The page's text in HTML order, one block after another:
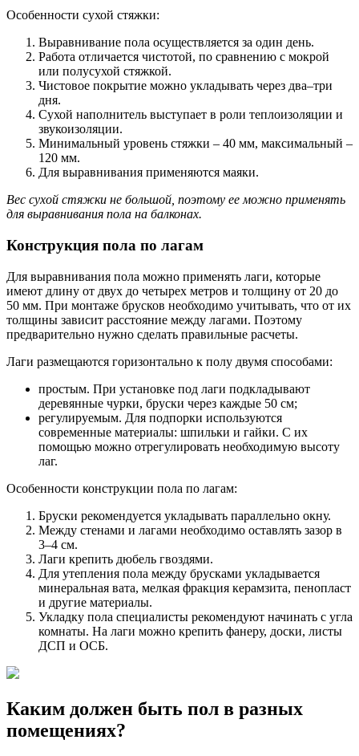
Особенности сухой стяжки:
Выравнивание пола осуществляется за один день.
Работа отличается чистотой, по сравнению с мокрой
или полусухой стяжкой.
Чистовое покрытие можно укладывать через два–три
дня.
Сухой наполнитель выступает в роли теплоизоляции и
звукоизоляции.
Минимальный уровень стяжки – 40 мм, максимальный –
120 мм.
Для выравнивания применяются маяки.
Вес сухой стяжки не большой, поэтому ее можно применять
для выравнивания пола на балконах.
Конструкция пола по лагам
Для выравнивания пола можно применять лаги, которые
имеют длину от двух до четырех метров и толщину от 20 до
50 мм. При монтаже брусков необходимо учитывать, что от их
толщины зависит расстояние между лагами. Поэтому
предварительно нужно сделать правильные расчеты.
Лаги размещаются горизонтально к полу двумя способами:
простым. При установке под лаги подкладывают
деревянные чурки, бруски через каждые 50 см;
регулируемым. Для подпорки используются
современные материалы: шпильки и гайки. С их
помощью можно отрегулировать необходимую высоту
лаг.
Особенности конструкции пола по лагам:
Бруски рекомендуется укладывать параллельно окну.
Между стенами и лагами необходимо оставлять зазор в
3–4 см.
Лаги крепить дюбель гвоздями.
Для утепления пола между брусками укладывается
минеральная вата, мелкая фракция керамзита, пенопласт
и другие материалы.
Укладку пола специалисты рекомендуют начинать с угла
комнаты. На лаги можно крепить фанеру, доски, листы
ДСП и ОСБ.
Каким должен быть пол в разных
помещениях?